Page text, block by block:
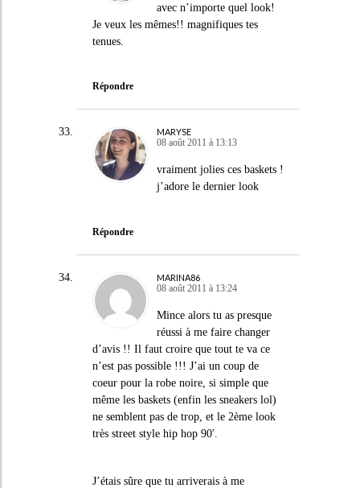
avec n’importe quel look!
Je veux les mêmes!! magnifiques tes
tenues.
Répondre
MARYSE
08 août 2011 à 13:13
vraiment jolies ces baskets !
j’adore le dernier look
Répondre
MARINA86
08 août 2011 à 13:24
Mince alors tu as presque
réussi à me faire changer
d’avis !! Il faut croire que tout te va ce
n’est pas possible !!! J’ai un coup de
coeur pour la robe noire, si simple que
même les baskets (enfin les sneakers lol)
ne semblent pas de trop, et le 2ème look
très street style hip hop 90′.
J’étais sûre que tu arriverais à me